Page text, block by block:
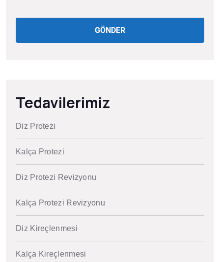
GÖNDER
Tedavilerimiz
Diz Protezi
Kalça Protezi
Diz Protezi Revizyonu
Kalça Protezi Revizyonu
Diz Kireçlenmesi
Kalça Kireçlenmesi